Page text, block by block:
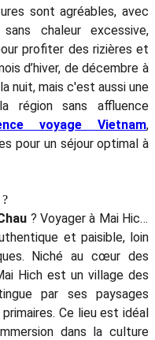
sont agréables, avec
chaleur excessive,
profiter des rizières et
d’hiver, de décembre à
nuit, mais c'est aussi une
région sans affluence
voyage Vietnam,
pour un séjour optimal à
? Voyager à Mai Hich,
et paisible, loin
Niché au cœur des
Hich est un village des
par ses paysages
Ce lieu est idéal
dans la culture